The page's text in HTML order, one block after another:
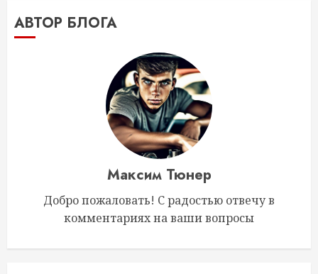
АВТОР БЛОГА
Максим Тюнер
Добро пожаловать! С радостью отвечу в
комментариях на ваши вопросы